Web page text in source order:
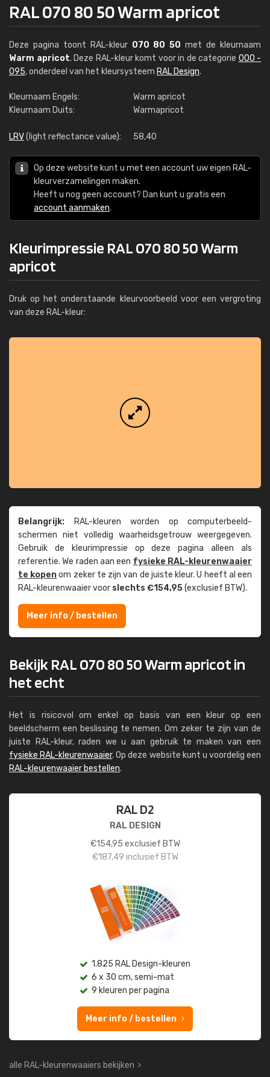
RAL 070 80 50 Warm apricot
Deze pagina toont RAL-kleur 070 80 50 met de kleurnaam
Warm apricot. Deze RAL-kleur komt voor in de categorie 000 -
095, onderdeel van het kleursysteem RAL Design.
Kleurnaam Engels:
Warm apricot
Kleurnaam Duits:
Warmapricot
LRV(light reflectance value): 58,40
Op deze website kunt u met een account uw eigen RAL-
kleurverzamelingen maken.
Heeft u nog geen account? Dan kunt u gratis een
account aanmaken.
Kleurimpressie RAL 070 80 50 Warm
apricot
Druk op het onderstaande kleurvoorbeeld voor een vergroting
van deze RAL-kleur:
Belangrijk: RAL-kleuren worden op computer­beeld­
schermen niet volledig waarheids­­getrouw weer­gegeven.
Gebruik de kleur­impressie op deze pagina alleen als
referentie. We raden aan een fysieke RAL-kleuren­waaier
te kopenom zeker te zijn van de juiste kleur. U heeft al een
RAL-kleuren­waaier voor slechts €154,95(exclusief BTW).
Meer info / bestellen
Bekijk RAL 070 80 50 Warm apricot in
het echt
Het is risicovol om enkel op basis van een kleur op een
beeldscherm een beslissing te nemen. Om zeker te zijn van de
juiste RAL-kleur, raden we u aan gebruik te maken van een
fysieke RAL-kleurenwaaier. Op deze website kunt u voordelig een
RAL-kleurenwaaier bestellen.
RAL D2
RAL DESIGN
€154,95 exclusief BTW
€187,49 inclusief BTW
1.825 RAL Design-kleuren
6 x 30 cm, semi-mat
9 kleuren per pagina
Meer info / bestellen
alle RAL-kleurenwaaiers bekijken